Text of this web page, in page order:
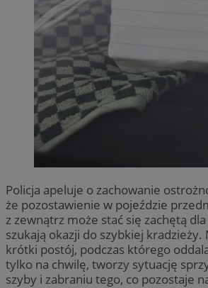
Policja apeluje o zachowanie
że pozostawienie w pojeździe
z zewnątrz może stać się zachętą
szukają okazji do szybkiej
krótki postój, podczas którego
tylko na chwilę, tworzy sytuację
szyby i zabraniu tego, co pozostaje